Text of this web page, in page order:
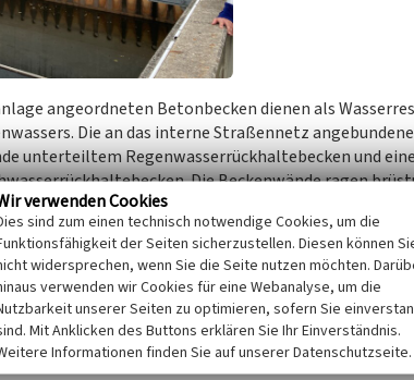
angeordneten Betonbecken dienen als
Die an das interne Straßennetz
unterteiltem Regenwasserrückhaltebecken und
Die Beckenwände ragen
in Höhe des Grundwasserspiegels über eine
Sachsen, 2022)
verwenden Cookies
sind zum einen technisch notwendige Cookies, um die
der Seiten sicherzustellen. Diesen können
widersprechen, wenn Sie die Seite nutzen möchten.
verwenden wir Cookies für eine Webanalyse, um die
unserer Seiten zu optimieren, sofern Sie
Mit Anklicken des Buttons erklären Sie Ihr Einverständnis.
Informationen finden Sie auf unserer Datenschutzseite.